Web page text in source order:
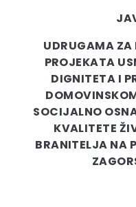
UDRUGAMA ZA
PROJEKATA
DIGNITETA I
SOCIJALNO
KVALITETE
BRANITELJA NA